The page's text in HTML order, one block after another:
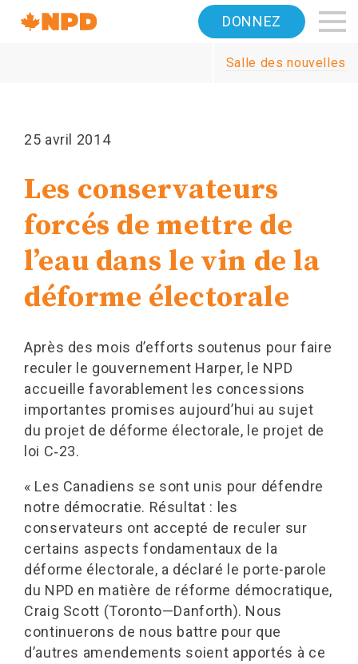
Navigation
Accueil DONNEZ
Salle des nouvelles
25 avril 2014
Les conservateurs
forcés de mettre de
l’eau dans le vin de la
déforme électorale
Après des mois d’efforts soutenus pour faire
reculer le gouvernement Harper, le NPD
accueille favorablement les concessions
importantes promises aujourd’hui au sujet
du projet de déforme électorale, le projet de
loi C‑23.
« Les Canadiens se sont unis pour défendre
notre démocratie. Résultat : les
conservateurs ont accepté de reculer sur
certains aspects fondamentaux de la
déforme électorale, a déclaré le porte-parole
du NPD en matière de réforme démocratique,
Craig Scott (Toronto—Danforth). Nous
continuerons de nous battre pour que
d’autres amendements soient apportés à ce